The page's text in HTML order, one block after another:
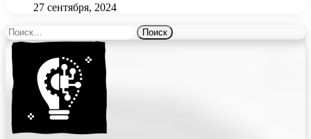
27 сентября, 2024
Найти: